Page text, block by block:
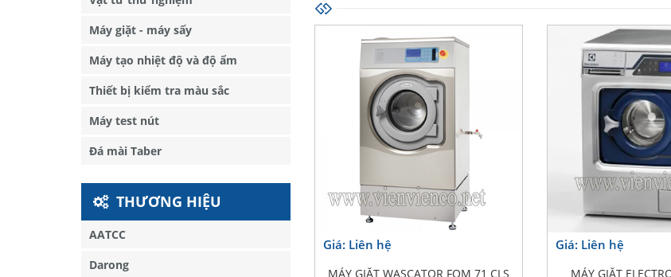
Giá: Liên hệ
MÁY GIẶT WASCATOR FOM 71 CLS
Giá: Liên hệ
MÁY GIẶT
Máy giặt - máy sấy
Máy tạo nhiệt độ và độ ẩm
Thiết bị kiểm tra màu sắc
Máy test nút
Đá mài Taber
THƯƠNG HIỆU
AATCC
Darong